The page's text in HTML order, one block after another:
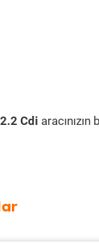
Cdi aracınızın